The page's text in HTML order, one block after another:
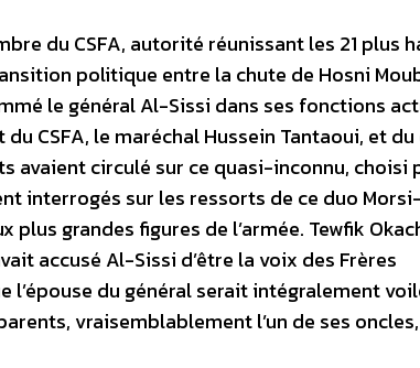
du CSFA, autorité réunissant les 21 plus
politique entre la chute de Hosni
le général Al-Sissi dans ses fonctions
CSFA, le maréchal Hussein Tantaoui, et
avaient circulé sur ce quasi-inconnu, choisi
interrogés sur les ressorts de ce duo
grandes figures de l’armée. Tewfik
accusé Al-Sissi d’être la voix des Frères
l’épouse du général serait intégralement
vraisemblablement l’un de ses